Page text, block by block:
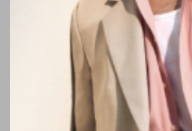
A presente Política de
Condições Gerais de Venda,
Uso, a Política de
a Política de Privacidade,
www.hugoboss.com.br
“Políticas”), descrevem os